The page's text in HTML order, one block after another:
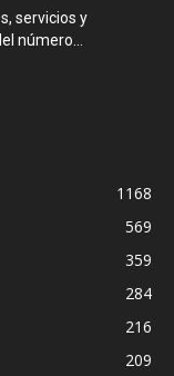
servicios y
número...
1168
569
359
284
216
209